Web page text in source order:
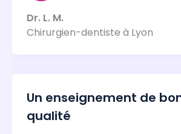
Dr. L. M.
Chirurgien-dentiste à Lyon
Un enseignement de
qualité